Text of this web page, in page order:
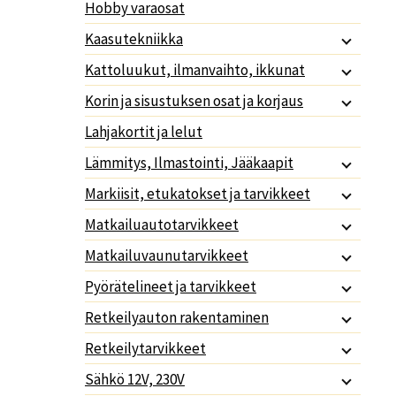
Hobby varaosat
Kaasutekniikka
Kattoluukut, ilmanvaihto, ikkunat
Korin ja sisustuksen osat ja korjaus
Lahjakortit ja lelut
Lämmitys, Ilmastointi, Jääkaapit
Markiisit, etukatokset ja tarvikkeet
Matkailuautotarvikkeet
Matkailuvaunutarvikkeet
Pyörätelineet ja tarvikkeet
Retkeilyauton rakentaminen
Retkeilytarvikkeet
Sähkö 12V, 230V